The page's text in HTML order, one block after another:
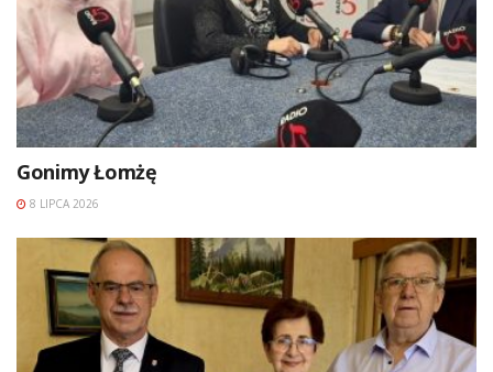
Gonimy Łomżę
8 LIPCA 2026